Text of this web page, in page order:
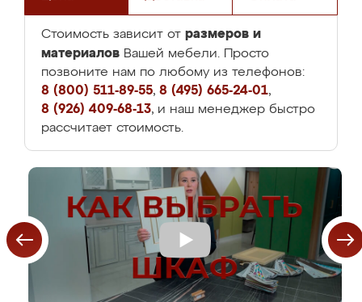
Стоимость зависит от размеров и
материалов Вашей мебели. Просто
позвоните нам по любому из телефонов:
8 (800) 511-89-55, 8 (495) 665-24-01,
8 (926) 409-68-13, и наш менеджер быстро
рассчитает стоимость.